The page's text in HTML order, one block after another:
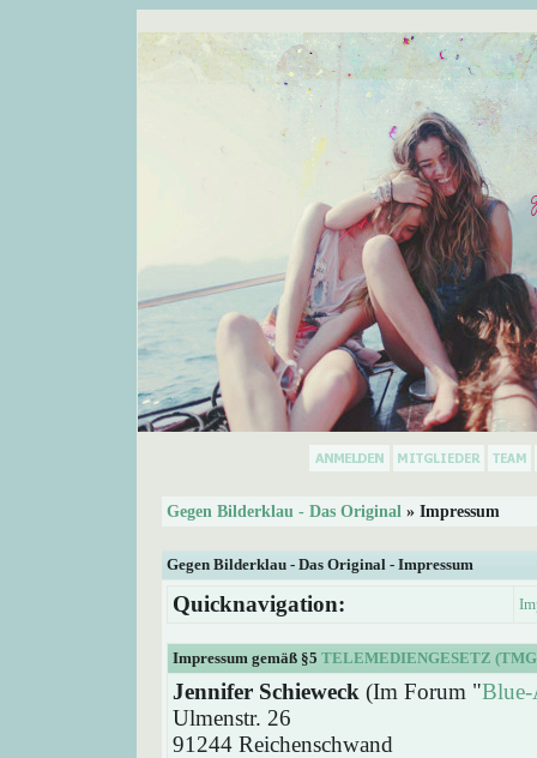
Gegen Bilderklau - Das Original » Impressum
Gegen Bilderklau - Das Original - Impressum
Quicknavigation:
Impressum gemäß §5 TELEMEDIENGESETZ
Jennifer Schieweck (Im Forum "
Ulmenstr. 26
91244 Reichenschwand